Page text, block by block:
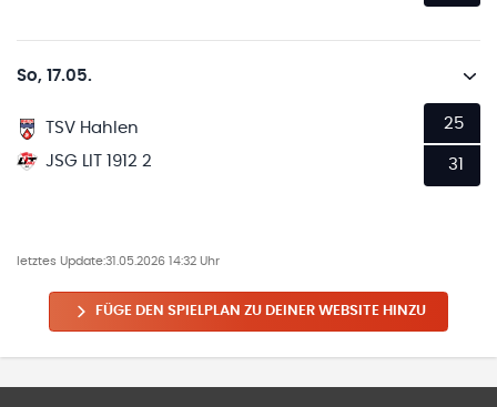
So, 17.05.
TSV Hahlen
JSG LIT 1912 2
25
31
letztes Update:31.05.2026 14:32 Uhr
FÜGE DEN SPIELPLAN ZU DEINER WEBSITE HINZU